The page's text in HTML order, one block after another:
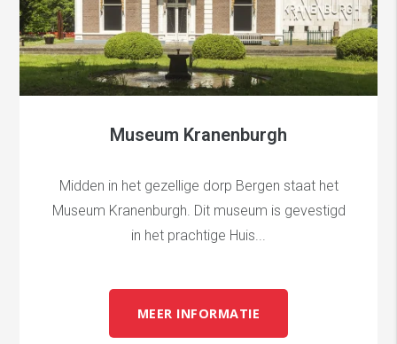
Museum Kranenburgh
Midden in het gezellige dorp Bergen staat het
Museum Kranenburgh. Dit museum is gevestigd
in het prachtige Huis...
MEER INFORMATIE